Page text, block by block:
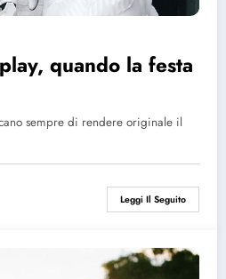
quando la festa
sempre di rendere originale il
Leggi Il Seguito